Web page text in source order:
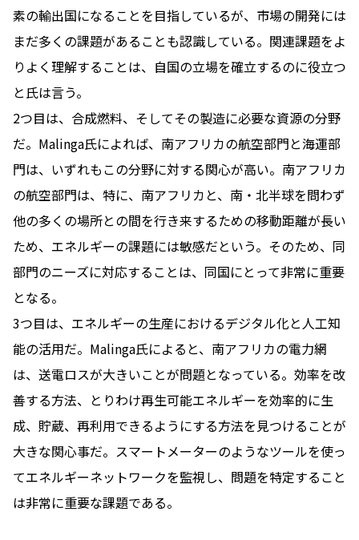
素の輸出国になることを目指しているが、市場の開発には
まだ多くの課題があることも認識している。関連課題をよ
りよく理解することは、自国の立場を確立するのに役立つ
と氏は言う。
2つ目は、合成燃料、そしてその製造に必要な資源の分野
だ。Malinga氏によれば、南アフリカの航空部門と海運部
門は、いずれもこの分野に対する関心が高い。南アフリカ
の航空部門は、特に、南アフリカと、南・北半球を問わず
他の多くの場所との間を行き来するための移動距離が長い
ため、エネルギーの課題には敏感だという。そのため、同
部門のニーズに対応することは、同国にとって非常に重要
となる。
3つ目は、エネルギーの生産におけるデジタル化と人工知
能の活用だ。Malinga氏によると、南アフリカの電力網
は、送電ロスが大きいことが問題となっている。効率を改
善する方法、とりわけ再生可能エネルギーを効率的に生
成、貯蔵、再利用できるようにする方法を見つけることが
大きな関心事だ。スマートメーターのようなツールを使っ
てエネルギーネットワークを監視し、問題を特定すること
は非常に重要な課題である。